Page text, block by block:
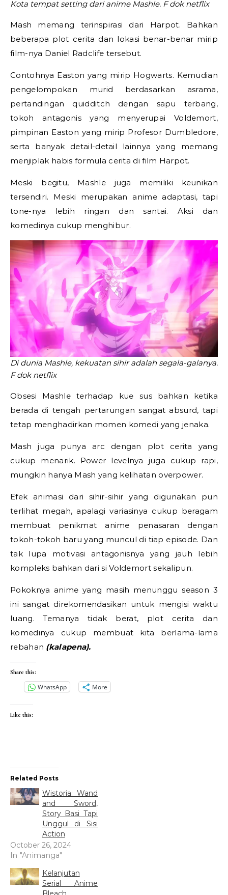
Kota tempat setting dari anime Mashle. F dok netflix
Mash memang terinspirasi dari Harpot. Bahkan
beberapa plot cerita dan lokasi benar-benar mirip
film-nya Daniel Radclife tersebut.
Contohnya Easton yang mirip Hogwarts. Kemudian
pengelompokan murid berdasarkan asrama,
pertandingan quidditch dengan sapu terbang,
tokoh antagonis yang menyerupai Voldemort,
pimpinan Easton yang mirip Profesor Dumbledore,
serta banyak detail-detail lainnya yang memang
menjiplak habis formula cerita di film Harpot.
Meski begitu, Mashle juga memiliki keunikan
tersendiri. Meski merupakan anime adaptasi, tapi
tone-nya lebih ringan dan santai. Aksi dan
komedinya cukup menghibur.
Di dunia Mashle, kekuatan sihir adalah segala-galanya.
F dok netflix
Obsesi Mashle terhadap kue sus bahkan ketika
berada di tengah pertarungan sangat absurd, tapi
tetap menghadirkan momen komedi yang jenaka.
Mash juga punya arc dengan plot cerita yang
cukup menarik. Power levelnya juga cukup rapi,
mungkin hanya Mash yang kelihatan overpower.
Efek animasi dari sihir-sihir yang digunakan pun
terlihat megah, apalagi variasinya cukup beragam
membuat penikmat anime penasaran dengan
tokoh-tokoh baru yang muncul di tiap episode. Dan
tak lupa motivasi antagonisnya yang jauh lebih
kompleks bahkan dari si Voldemort sekalipun.
Pokoknya anime yang masih menunggu season 3
ini sangat direkomendasikan untuk mengisi waktu
luang. Temanya tidak berat, plot cerita dan
komedinya cukup membuat kita berlama-lama
rebahan (kalapena).
Share this:
WhatsApp More
Like this:
Related Posts
Wistoria: Wand
and Sword,
Story Basi Tapi
Unggul di Sisi
Action
October 26, 2024
In "Animanga"
Kelanjutan
Serial Anime